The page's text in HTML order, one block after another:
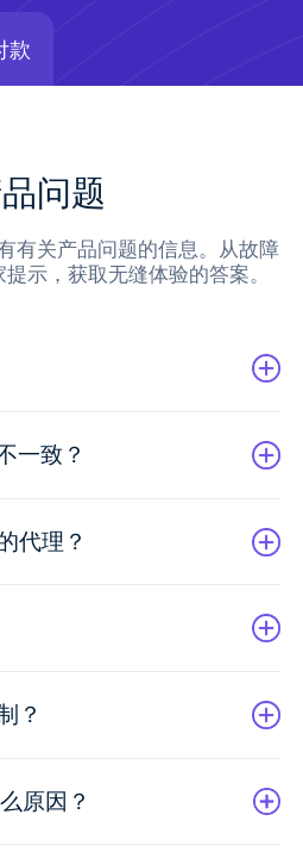
款
问题
有关产品问题的信息。从故障
示，获取无缝体验的答案。
一致？
代理？
？
原因？